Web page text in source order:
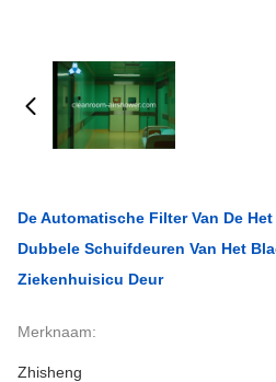
De Automatische Filter Van De
Dubbele Schuifdeuren Van Het
Ziekenhuisicu Deur
Merknaam:
Zhisheng